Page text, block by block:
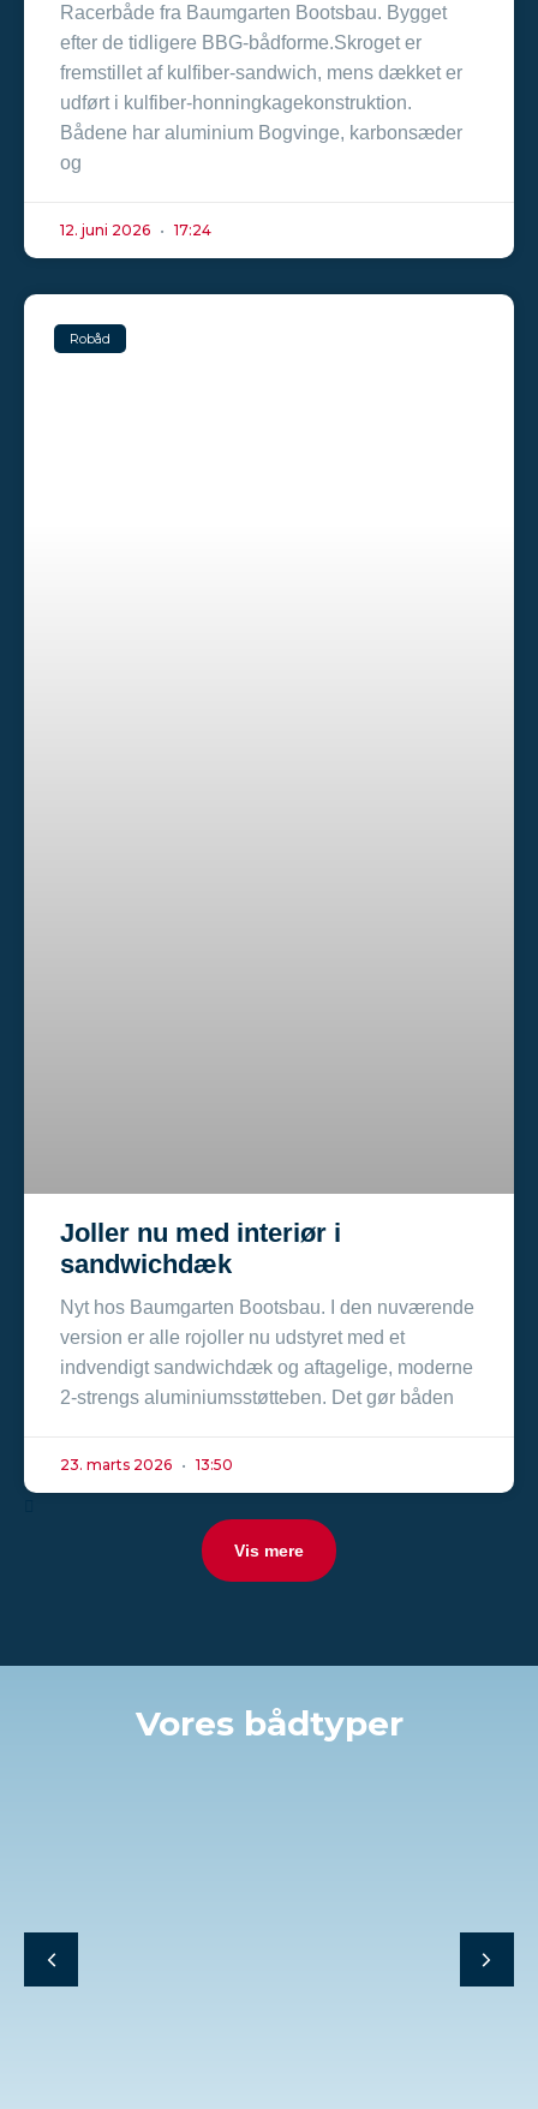
Racerbåde fra Baumgarten Bootsbau. Bygget
efter de tidligere BBG-bådforme.Skroget er
fremstillet af kulfiber-sandwich, mens dækket er
udført i kulfiber-honningkagekonstruktion.
Bådene har aluminium Bogvinge, karbonsæder
og
12. juni 2026 17:24
Robåd
Joller nu med interiør i
sandwichdæk
Nyt hos Baumgarten Bootsbau. I den nuværende
version er alle rojoller nu udstyret med et
indvendigt sandwichdæk og aftagelige, moderne
2-strengs aluminiumsstøtteben. Det gør båden
23. marts 2026 13:50
Vis mere
Vores bådtyper